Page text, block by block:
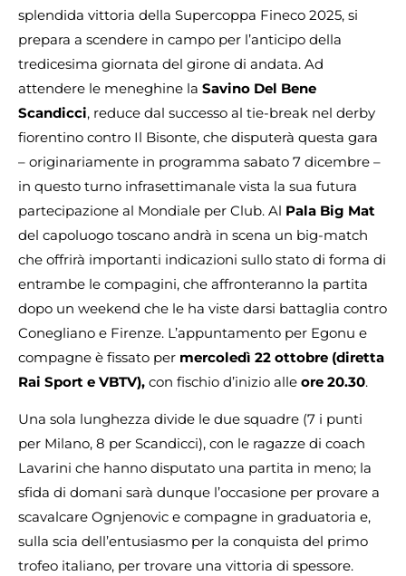
splendida vittoria della Supercoppa Fineco 2025, si
prepara a scendere in campo per l’anticipo della
tredicesima giornata del girone di andata. Ad
attendere le meneghine la Savino Del Bene
Scandicci, reduce dal successo al tie-break nel derby
fiorentino contro Il Bisonte, che disputerà questa gara
– originariamente in programma sabato 7 dicembre –
in questo turno infrasettimanale vista la sua futura
partecipazione al Mondiale per Club. Al Pala Big Mat
del capoluogo toscano andrà in scena un big-match
che offrirà importanti indicazioni sullo stato di forma di
entrambe le compagini, che affronteranno la partita
dopo un weekend che le ha viste darsi battaglia contro
Conegliano e Firenze. L’appuntamento per Egonu e
compagne è fissato per mercoledì 22 ottobre (diretta
Rai Sport e VBTV), con fischio d’inizio alle ore 20.30.
Una sola lunghezza divide le due squadre (7 i punti
per Milano, 8 per Scandicci), con le ragazze di coach
Lavarini che hanno disputato una partita in meno; la
sfida di domani sarà dunque l’occasione per provare a
scavalcare Ognjenovic e compagne in graduatoria e,
sulla scia dell’entusiasmo per la conquista del primo
trofeo italiano, per trovare una vittoria di spessore.